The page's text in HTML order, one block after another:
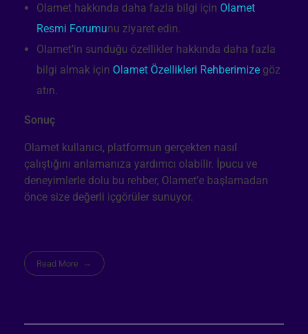
Olamet hakkında daha fazla bilgi için Olamet
Resmi Forumunu ziyaret edin.
Olamet’in sunduğu özellikler hakkında daha fazla
bilgi almak için Olamet Özellikleri Rehberimizegöz
atın.
Sonuç
Olamet kullanıcı, platformun gerçekten nasıl
çalıştığını anlamanıza yardımcı olabilir. İpucu ve
deneyimlerle dolu bu rehber, Olamet’e başlamadan
önce size değerli içgörüler sunuyor.
Read More